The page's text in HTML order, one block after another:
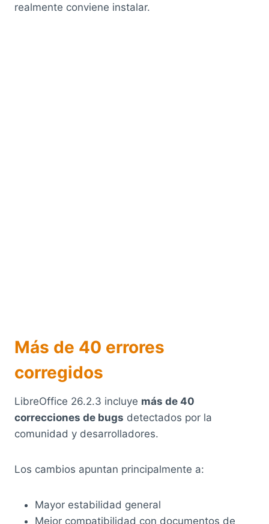
realmente conviene instalar.
Más de 40 errores
corregidos
LibreOffice 26.2.3 incluye más de 40
correcciones de bugs detectados por la
comunidad y desarrolladores.
Los cambios apuntan principalmente a:
Mayor estabilidad general
Mejor compatibilidad con documentos de